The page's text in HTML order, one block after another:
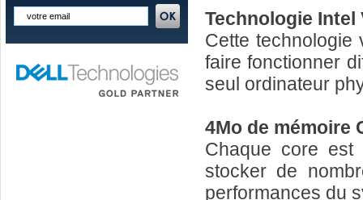
Technologie
Cette
faire fonctionner
seul ordinateur
4Mo de mémoire
Chaque core est
stocker de
performances du